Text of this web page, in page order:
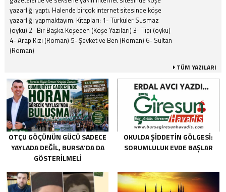
yazarlığı yaptı. Halende birçok internet sitesinde köşe
yazarlığı yapmaktayım. Kitapları: 1- Türküler Susmaz
(öykü) 2- Bir Başka Köşeden (Köşe Yazıları) 3- Tipi (öykü)
4- Arap Kızı (Roman) 5- Şevket ve Ben (Roman) 6- Sultan
(Roman)
TÜM YAZILARI
OTÇU GÖÇÜNÜN GÜCÜ SADECE
YAYLADA DEĞIL, BURSA’DA DA
GÖSTERILMELI
OKULDA ŞIDDETIN GÖLGESI:
SORUMLULUK EVDE BAŞLAR